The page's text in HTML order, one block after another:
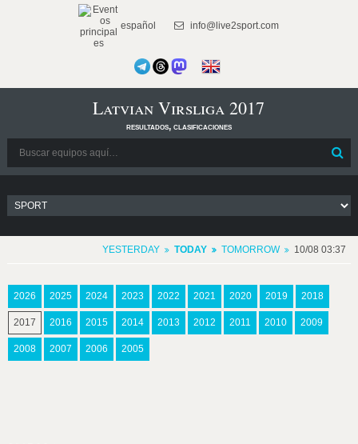
español info@live2sport.com
Latvian Virsliga 2017
resultados, clasificaciones
YESTERDAY TODAY TOMORROW 10/08 03:37
2026 2025 2024 2023 2022 2021 2020 2019 2018
2017 2016 2015 2014 2013 2012 2011 2010 2009
2008 2007 2006 2005